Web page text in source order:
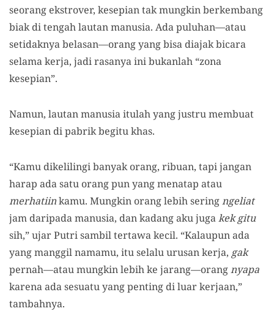
seorang ekstrover, kesepian tak mungkin berkembang
biak di tengah lautan manusia. Ada puluhan—atau
setidaknya belasan—orang yang bisa diajak bicara
selama kerja, jadi rasanya ini bukanlah “zona
kesepian”.
Namun, lautan manusia itulah yang justru membuat
kesepian di pabrik begitu khas.
“Kamu dikelilingi banyak orang, ribuan, tapi jangan
harap ada satu orang pun yang menatap atau
merhatiinkamu. Mungkin orang lebih seringngeliat
jam daripada manusia, dan kadang aku jugakek gitu
sih,” ujar Putri sambil tertawa kecil. “Kalaupun ada
yang manggil namamu, itu selalu urusan kerja, gak
pernah—atau mungkin lebih ke jarang—orangnyapa
karena ada sesuatu yang penting di luar kerjaan,”
tambahnya.